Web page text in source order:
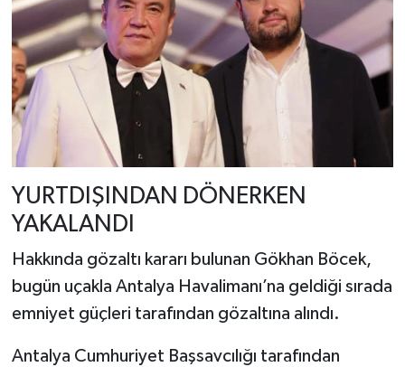
YURTDIŞINDAN DÖNERKEN
YAKALANDI
Hakkında gözaltı kararı bulunan Gökhan Böcek,
bugün uçakla Antalya Havalimanı’na geldiği sırada
emniyet güçleri tarafından gözaltına alındı.
Antalya Cumhuriyet Başsavcılığı tarafından